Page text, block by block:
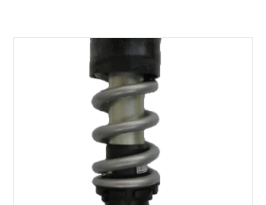
AGGIUNGI AL CARRELLO